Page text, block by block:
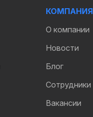
КОМПАНИЯ
О компании
Новости
Блог
Сотрудники
Вакансии